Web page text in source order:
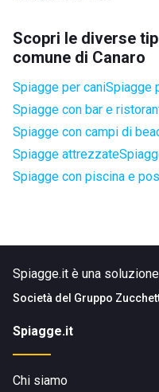
Scopri le diverse
comune di Canaro
Spiagge per caniSpiagge
Spiagge con bar e
Spiagge con campi di
Spiagge attrezzate
Spiagge con piscina e
Spiagge.it è una
Società del Gruppo
Spiagge.it
Chi siamo